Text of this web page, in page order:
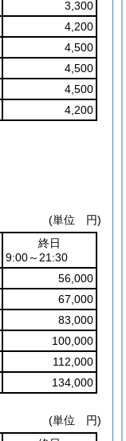
3,300
4,200
4,500
4,500
4,500
4,200
(単位 円)
終日
9:00～21:30
56,000
67,000
83,000
100,000
112,000
134,000
(単位 円)